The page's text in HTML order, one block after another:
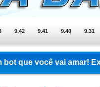
9.42 9.41 9.40 9.31
bot que você vai amar!